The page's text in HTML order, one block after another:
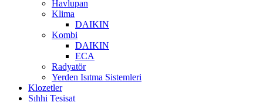
Havlupan
Klima
DAIKIN
Kombi
DAIKIN
ECA
Radyatör
Yerden Isıtma Sistemleri
Klozetler
Sıhhi Tesisat